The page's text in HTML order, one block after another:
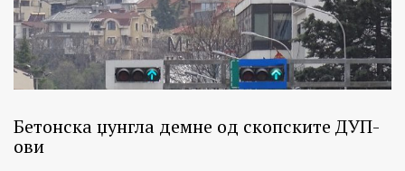
Бетонска џунгла демне од скопските ДУП-
ови